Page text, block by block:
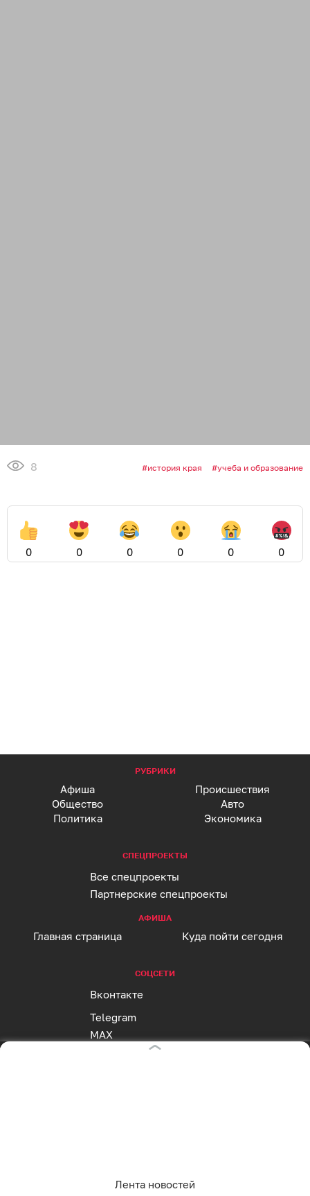
Лента новостей
8 история края учеба и образование
0 0 0 0 0 0
РУБРИКИ
Афиша
Происшествия
Общество
Авто
Политика
Экономика
СПЕЦПРОЕКТЫ
Все спецпроекты
Партнерские спецпроекты
АФИША
Главная страница Куда пойти сегодня
СОЦСЕТИ
Вконтакте
Telegram
MAX
Одноклассники